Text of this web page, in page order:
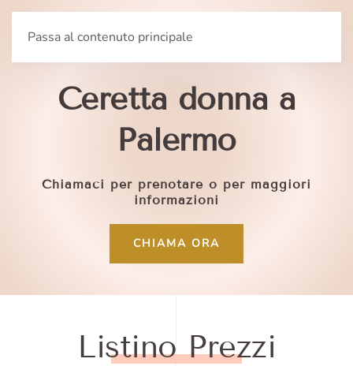
Passa al contenuto principale
Ceretta donna a
Palermo
Chiamaci per prenotare o per maggiori
informazioni
CHIAMA ORA
Listino Prezzi